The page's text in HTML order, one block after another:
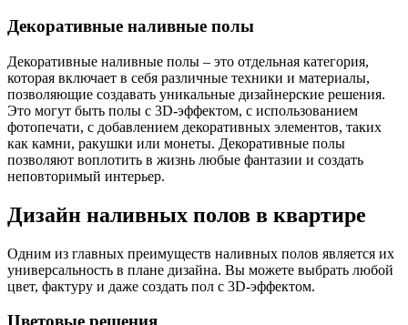
Декоративные наливные полы
Декоративные наливные полы – это отдельная категория,
которая включает в себя различные техники и материалы,
позволяющие создавать уникальные дизайнерские решения.
Это могут быть полы с 3D-эффектом, с использованием
фотопечати, с добавлением декоративных элементов, таких
как камни, ракушки или монеты. Декоративные полы
позволяют воплотить в жизнь любые фантазии и создать
неповторимый интерьер.
Дизайн наливных полов в квартире
Одним из главных преимуществ наливных полов является их
универсальность в плане дизайна. Вы можете выбрать любой
цвет, фактуру и даже создать пол с 3D-эффектом.